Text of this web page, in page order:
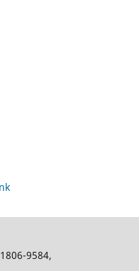
9584,